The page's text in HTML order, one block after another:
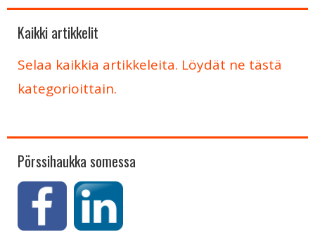
Kaikki artikkelit
Selaa kaikkia artikkeleita. Löydät ne tästä
kategorioittain.
Pörssihaukka somessa